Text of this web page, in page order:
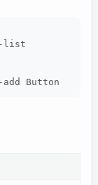
list
Button